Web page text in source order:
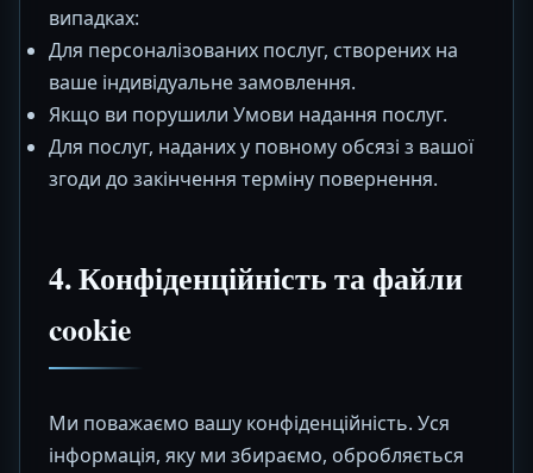
випадках:
Для персоналізованих послуг, створених на
ваше індивідуальне замовлення.
Якщо ви порушили Умови надання послуг.
Для послуг, наданих у повному обсязі з вашої
згоди до закінчення терміну повернення.
4. Конфіденційність та файли
cookie
Ми поважаємо вашу конфіденційність. Уся
інформація, яку ми збираємо, обробляється